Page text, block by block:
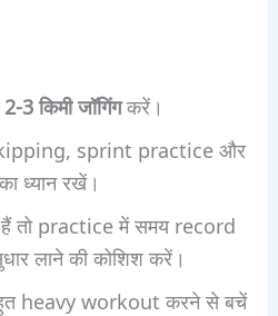
2-3 किमी जॉगिंगकरें।
skipping, sprint practice और
ध्यान रखें।
हैं तो practice में समय record
लाने की कोशिश करें।
heavy workout करने से बचें